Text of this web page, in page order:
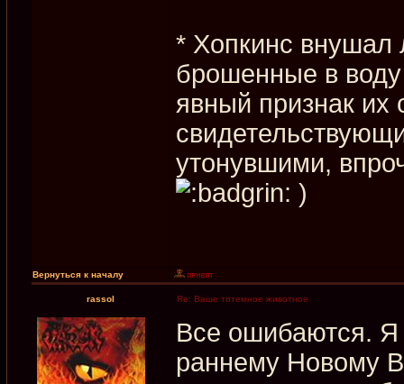
* Хопкинс внушал
брошенные в воду
явный признак их
утонувшими,
)
Вернуться к началу
rassol Re: Ваше тотемное животное
Все ошибаются. Я
раннему Новому